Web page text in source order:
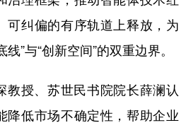
可纠偏的有序轨道上释放，为
”与“创新空间”的双重边界。
授、苏世民书院院长薛澜认
降低市场不确定性，帮助企业